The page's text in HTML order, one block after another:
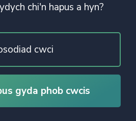
chi'n hapus a hyn?
cwci
gyda phob cwcis
Pob Hawl